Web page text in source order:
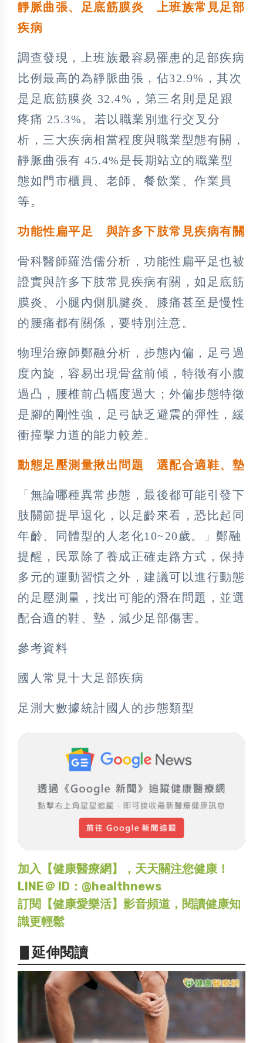
靜脈曲張、足底筋膜炎 上班族常見足部
疾病
調查發現，上班族最容易罹患的足部疾病
比例最高的為靜脈曲張，佔32.9%，其次
是足底筋膜炎 32.4%，第三名則是足跟
疼痛 25.3%。若以職業別進行交叉分
析，三大疾病相當程度與職業型態有關，
靜脈曲張有 45.4%是長期站立的職業型
態如門市櫃員、老師、餐飲業、作業員
等。
功能性扁平足 與許多下肢常見疾病有關
骨科醫師羅浩儒分析，功能性扁平足也被
證實與許多下肢常見疾病有關，如足底筋
膜炎、小腿內側肌腱炎、膝痛甚至是慢性
的腰痛都有關係，要特別注意。
物理治療師鄭融分析，步態內偏，足弓過
度內旋，容易出現骨盆前傾，特徵有小腹
過凸，腰椎前凸幅度過大；外偏步態特徵
是腳的剛性強，足弓缺乏避震的彈性，緩
衝撞擊力道的能力較差。
動態足壓測量揪出問題 選配合適鞋、墊
「無論哪種異常步態，最後都可能引發下
肢關節提早退化，以足齡來看，恐比起同
年齡、同體型的人老化10~20歲。」鄭融
提醒，民眾除了養成正確走路方式，保持
多元的運動習慣之外，建議可以進行動態
的足壓測量，找出可能的潛在問題，並選
配合適的鞋、墊，減少足部傷害。
參考資料
國人常見十大足部疾病
足測大數據統計國人的步態類型
加入【健康醫療網】，天天關注您健康！
LINE＠ ID：@healthnews
訂閱【健康愛樂活】影音頻道，閱讀健康知
識更輕鬆
▋延伸閱讀